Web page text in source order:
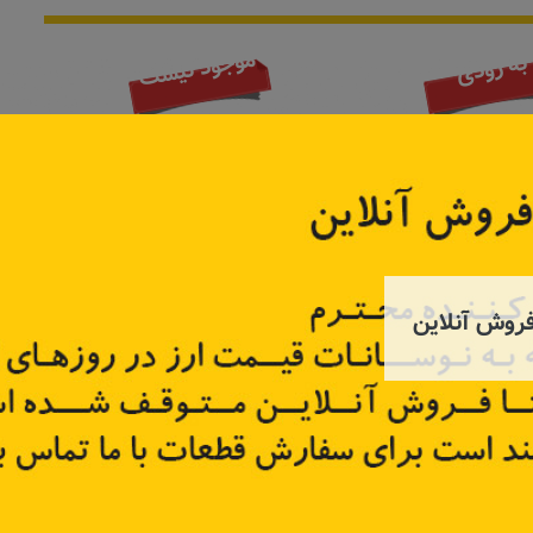
به زودی موجود نیست
لنت ترمز جلو مگان
کد قطعه:410601237R
اطلاعات بیشتر
کد
آنلاین